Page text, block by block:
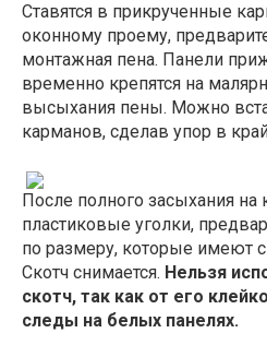
Ставятся в прикрученные
оконному проему,
монтажная пена. Панели
временно крепятся на
высыхания пены. Можно
карманов, сделав упор в
После полного засыхания на
пластиковые уголки,
по размеру, которые имеют
Скотч снимается. Нельзя
скотч, так как от его
следы на белых панелях.